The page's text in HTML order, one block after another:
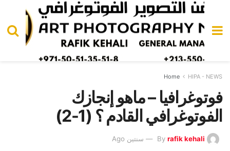
Home HIPA - NEWS
فوتوغرافيا – ماهو إنجازك
الفوتوغرافي القادم ؟ (1-2)
By rafik kehali سنتين Ago